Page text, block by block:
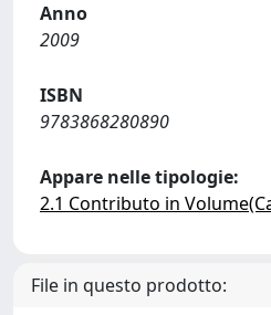
Anno
2009
ISBN
9783868280890
Appare nelle tipologie:
2.1 Contributo in
File in questo prodotto: